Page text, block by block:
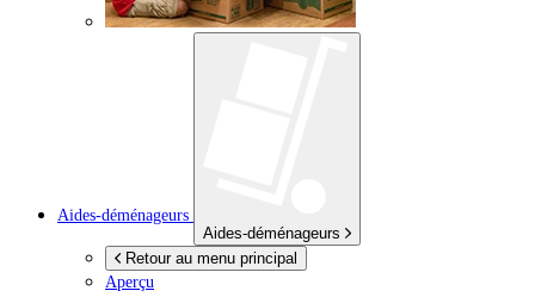
Aides-déménageurs
Aides-déménageurs
Retour au menu principal
Aperçu